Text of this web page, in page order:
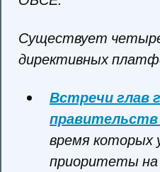
Существует
директивных
Встречи глав
время которых
приоритеты